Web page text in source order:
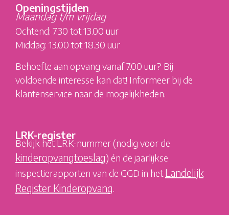
Openingstijden
Maandag t/m vrijdag
Ochtend: 7.30 tot 13.00 uur
Middag: 13.00 tot 18.30 uur
Behoefte aan opvang vanaf 7.00 uur? Bij
voldoende interesse kan dat! Informeer bij de
klantenservice naar de mogelijkheden.
LRK-register
Bekijk het LRK-nummer (nodig voor de
kinderopvangtoeslag) én de jaarlijkse
inspectierapporten van de GGD in hetLandelijk
Register Kinderopvang